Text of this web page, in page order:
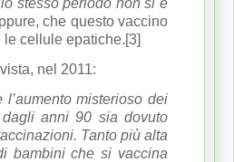
che questo vaccino
cellule epatiche.[3]
nel 2011:
l’aumento misterioso dei
anni 90 sia dovuto
Tanto più alta
bambini che si vaccina